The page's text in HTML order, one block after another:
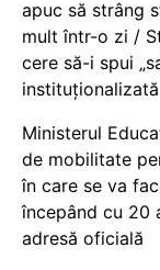
apuc să strâng
mult într-o zi /
cere să-i spui
instituționalizată
Ministerul
de mobilitate
în care se va
începând cu 20
adresă oficială